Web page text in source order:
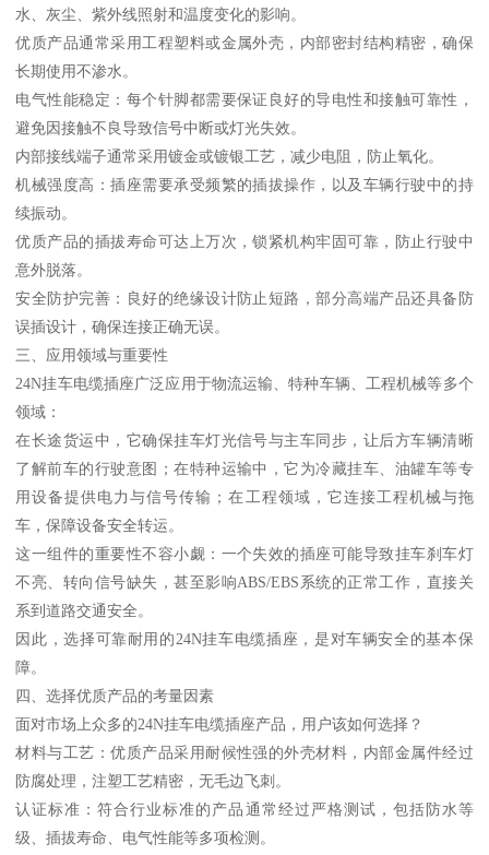
水、灰尘、紫外线照射和温度变化的影响。
优质产品通常采用工程塑料或金属外壳，内部密封结构精密，确保
长期使用不渗水。
电气性能稳定：每个针脚都需要保证良好的导电性和接触可靠性，
避免因接触不良导致信号中断或灯光失效。
内部接线端子通常采用镀金或镀银工艺，减少电阻，防止氧化。
机械强度高：插座需要承受频繁的插拔操作，以及车辆行驶中的持
续振动。
优质产品的插拔寿命可达上万次，锁紧机构牢固可靠，防止行驶中
意外脱落。
安全防护完善：良好的绝缘设计防止短路，部分高端产品还具备防
误插设计，确保连接正确无误。
三、应用领域与重要性
24N挂车电缆插座广泛应用于物流运输、特种车辆、工程机械等多个
领域：
在长途货运中，它确保挂车灯光信号与主车同步，让后方车辆清晰
了解前车的行驶意图；在特种运输中，它为冷藏挂车、油罐车等专
用设备提供电力与信号传输；在工程领域，它连接工程机械与拖
车，保障设备安全转运。
这一组件的重要性不容小觑：一个失效的插座可能导致挂车刹车灯
不亮、转向信号缺失，甚至影响ABS/EBS系统的正常工作，直接关
系到道路交通安全。
因此，选择可靠耐用的24N挂车电缆插座，是对车辆安全的基本保
障。
四、选择优质产品的考量因素
面对市场上众多的24N挂车电缆插座产品，用户该如何选择？
材料与工艺：优质产品采用耐候性强的外壳材料，内部金属件经过
防腐处理，注塑工艺精密，无毛边飞刺。
认证标准：符合行业标准的产品通常经过严格测试，包括防水等
级、插拔寿命、电气性能等多项检测。